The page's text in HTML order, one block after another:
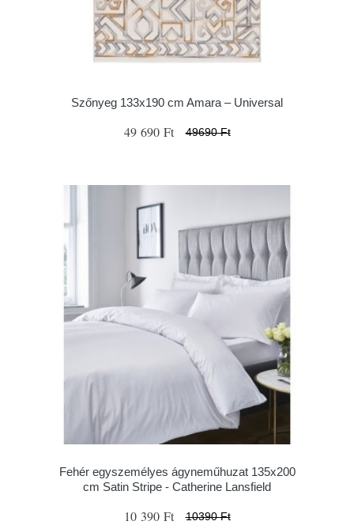
Szőnyeg 133x190 cm Amara – Universal
49 690 Ft 49690 Ft
Fehér egyszemélyes ágyneműhuzat 135x200
cm Satin Stripe - Catherine Lansfield
10 390 Ft 10390 Ft